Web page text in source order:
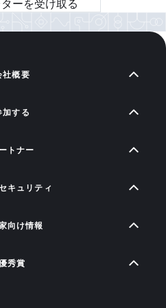
ーを受け取る
社概要
加する
トナー
キュリティ
向け情報
秀賞